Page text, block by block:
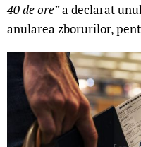
40 de ore”a declarat
anularea zborurilor,